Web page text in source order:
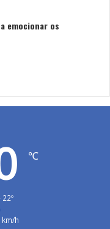
emocionar os
℃
22º
km/h